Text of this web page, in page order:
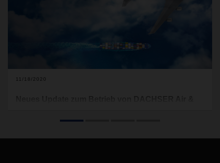
11/18/2020
Aktivitäten von DACHSER Air & Sea Logistics in den